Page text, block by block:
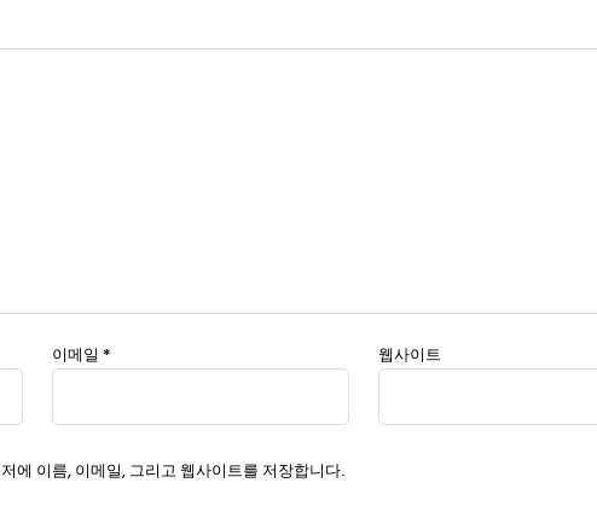
이메일 * 웹사이트
에 이름, 이메일, 그리고 웹사이트를 저장합니다.